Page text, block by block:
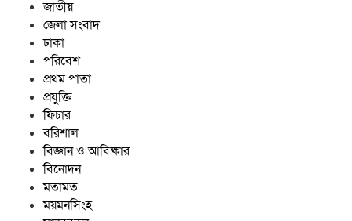
জাতীয়
জেলা সংবাদ
ঢাকা
পরিবেশ
প্রথম পাতা
প্রযুক্তি
ফিচার
বরিশাল
বিজ্ঞান ও আবিষ্কার
বিনোদন
মতামত
ময়মনসিংহ